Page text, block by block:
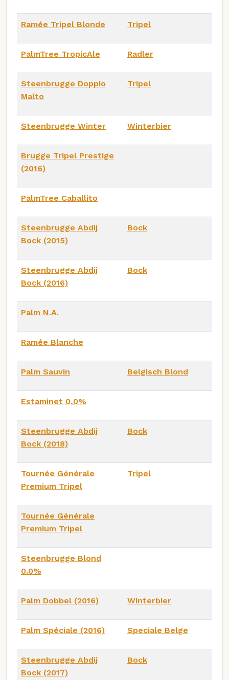
Ramée Tripel Blonde Tripel
PalmTree TropicAle Radler
Steenbrugge Doppio
Malto
Tripel
Steenbrugge Winter Winterbier
Brugge Tripel Prestige
(2016)
PalmTree Caballito
Steenbrugge Abdij
Bock (2015)
Bock
Steenbrugge Abdij
Bock (2016)
Bock
Palm N.A.
Ramée Blanche
Palm Sauvin Belgisch Blond
Estaminet 0,0%
Steenbrugge Abdij
Bock (2018)
Bock
Tournée Générale
Premium Tripel
Tripel
Tournée Générale
Premium Tripel
Steenbrugge Blond
0.0%
Palm Dobbel (2016) Winterbier
Palm Spéciale (2016) Speciale Belge
Steenbrugge Abdij
Bock (2017)
Bock